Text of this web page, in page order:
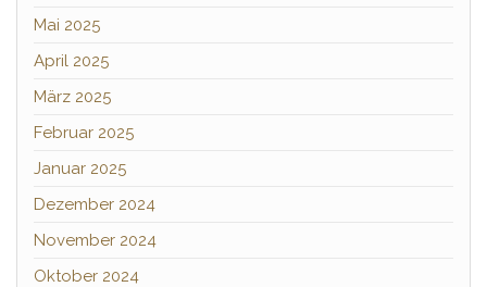
Mai 2025
April 2025
März 2025
Februar 2025
Januar 2025
Dezember 2024
November 2024
Oktober 2024